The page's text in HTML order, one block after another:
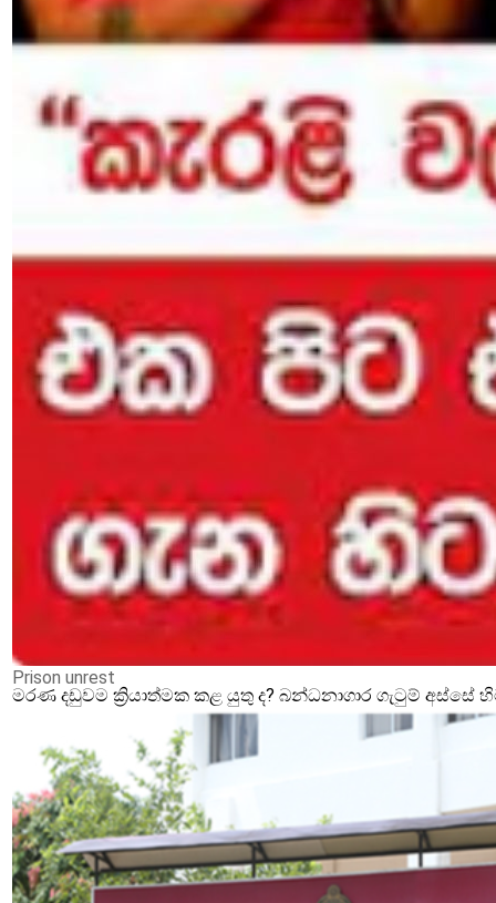
Prison unrest
මරණ දඩුවම ක්‍රියාත්මක කළ යුතු ද? බන්ධනාගාර ගැටුම්